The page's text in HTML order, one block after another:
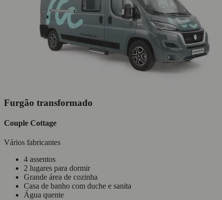
Furgão transformado
Couple Cottage
Vários fabricantes
4 assentos
2 lugares para dormir
Grande área de cozinha
Casa de banho com duche e sanita
Água quente